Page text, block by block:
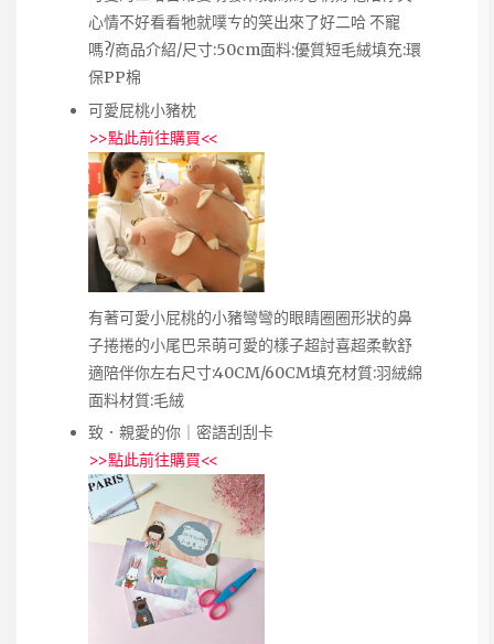
心情不好看看牠就噗ㄘ的笑出來了好二哈 不寵
嗎?/商品介紹/尺寸:50cm面料:優質短毛絨填充:環
保PP棉
可愛屁桃小豬枕
>>點此前往購買<<
有著可愛小屁桃的小豬彎彎的眼睛圈圈形狀的鼻
子捲捲的小尾巴呆萌可愛的樣子超討喜超柔軟舒
適陪伴你左右尺寸:40CM/60CM填充材質:羽絨綿
面料材質:毛絨
致．親愛的你｜密語刮刮卡
>>點此前往購買<<